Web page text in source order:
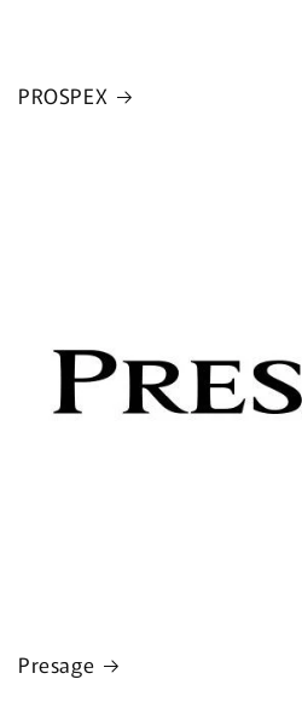
PROSPEX
Presage